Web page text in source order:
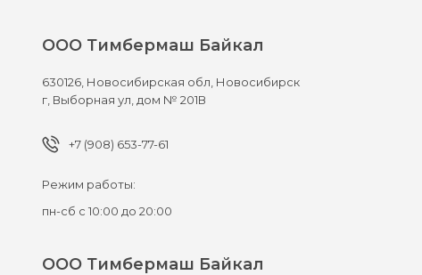
ООО Тимбермаш Байкал
630126, Новосибирская обл, Новосибирск
г, Выборная ул, дом № 201В
+7 (908) 653-77-61
Режим работы:
пн-сб с 10:00 до 20:00
ООО Тимбермаш Байкал